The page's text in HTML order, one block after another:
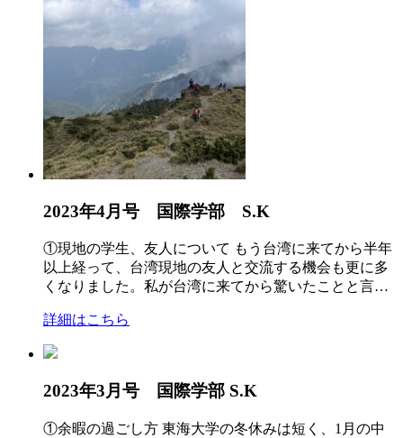
2023年4月号 国際学部 S.K
①現地の学生、友人について もう台湾に来てから半年
以上経って、台湾現地の友人と交流する機会も更に多
くなりました。私が台湾に来てから驚いたことと言…
詳細はこちら
2023年3月号 国際学部 S.K
①余暇の過ごし方 東海大学の冬休みは短く、1月の中